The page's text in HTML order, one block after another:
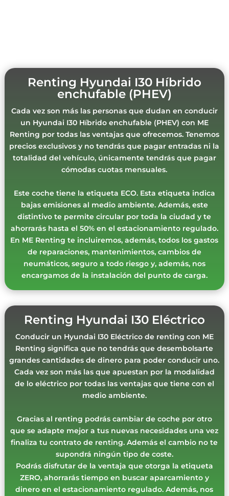
Renting Hyundai I30 Híbrido
enchufable (PHEV)
Cada vez son más las personas que dudan en conducir
un Hyundai I30 Híbrido enchufable (PHEV) con ME
Renting por todas las ventajas que ofrecemos. Tenemos
precios exclusivos y no tendrás que pagar entradas ni la
totalidad del vehículo, únicamente tendrás que pagar
cómodas cuotas mensuales.
Este coche tiene la etiqueta ECO. Esta etiqueta indica
bajas emisiones al medio ambiente. Además, este
distintivo te permite circular por toda la ciudad y te
ahorrarás hasta el 50% en el estacionamiento regulado.
En ME Renting te incluiremos, además, todos los gastos
de reparaciones, mantenimientos, cambios de
neumáticos, seguro a todo riesgo y, además, nos
encargamos de la instalación del punto de carga.
Renting Hyundai I30 Eléctrico
Conducir un Hyundai I30 Eléctrico de renting con ME
Renting significa que no tendrás que desembolsarte
grandes cantidades de dinero para poder conducir uno.
Cada vez son más las que apuestan por la modalidad
de lo eléctrico por todas las ventajas que tiene con el
medio ambiente.
Gracias al renting podrás cambiar de coche por otro
que se adapte mejor a tus nuevas necesidades una vez
finaliza tu contrato de renting. Además el cambio no te
supondrá ningún tipo de coste.
Podrás disfrutar de la ventaja que otorga la etiqueta
ZERO, ahorrarás tiempo en buscar aparcamiento y
dinero en el estacionamiento regulado. Además, nos